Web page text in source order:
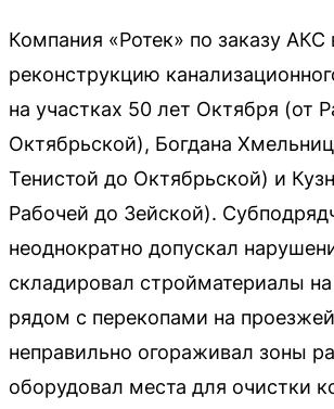
Компания «Ротек» по заказу АКС
реконструкцию
на участках 50 лет Октября (от
Октябрьской), Богдана
Тенистой до Октябрьской) и
Рабочей до Зейской).
неоднократно допускал
складировал стройматериалы на
рядом с перекопами на
неправильно огораживал зоны
оборудовал места для очистки